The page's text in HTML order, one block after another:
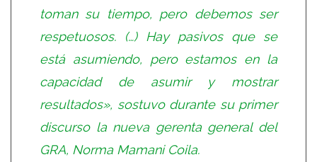
toman su tiempo, pero debemos ser
respetuosos. (…) Hay pasivos que se
está asumiendo, pero estamos en la
capacidad de asumir y mostrar
resultados», sostuvo durante su primer
discurso la nueva gerenta general del
GRA, Norma Mamani Coila.